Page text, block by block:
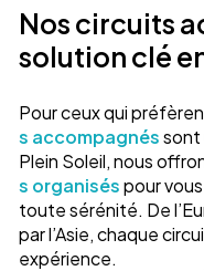
Nos circuits
solution clé
Pour ceux qui
s accompagnéssont
Plein Soleil, nous
s organiséspour
toute sérénité. De
par l’Asie, chaque
expérience.